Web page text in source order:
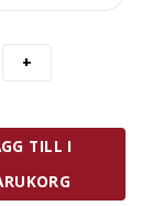
TILL I